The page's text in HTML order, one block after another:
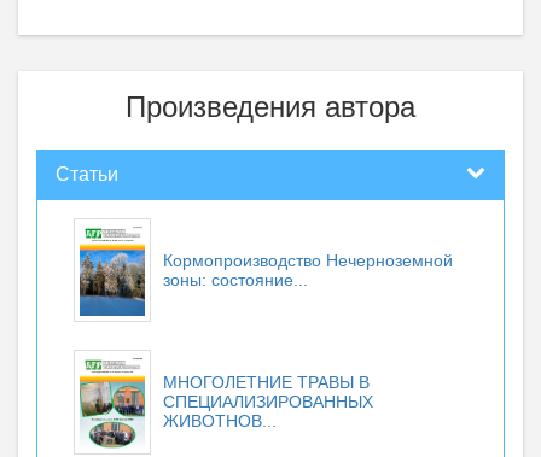
Произведения автора
Статьи
Кормопроизводство Нечерноземной
зоны: состояние...
МНОГОЛЕТНИЕ ТРАВЫ В
СПЕЦИАЛИЗИРОВАННЫХ
ЖИВОТНОВ...